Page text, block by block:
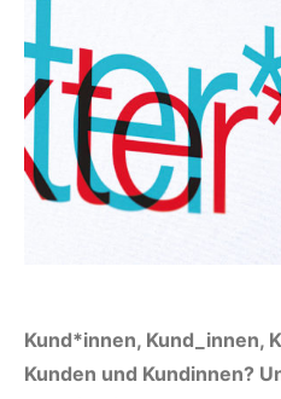
Kund*innen, Kund_innen,
Kunden und Kundinnen?